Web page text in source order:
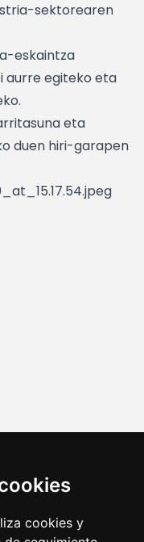
cookies y
sektorearen
eskaintza
aurre egiteko eta
eta
duen hiri-garapen